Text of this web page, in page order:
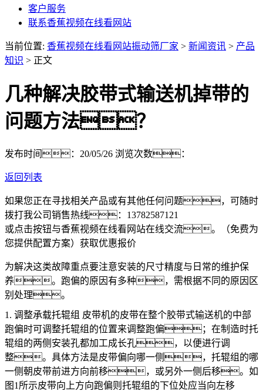
客户服务
联系香蕉视频在线看网站
当前位置: 香蕉视频在线看网站振动筛厂家 > 新闻资讯 > 产品
知识 > 正文
几种解决胶带式输送机掉带的
问题方法？
发布时间：20/05/26 浏览次数：
返回列表
如果您正在寻找相关产品或有其他任何问题，可随时
拨打我公司销售热线： 13782587121
或点击按钮与香蕉视频在线看网站在线交流。（免费为
您提供配置方案） 获取优惠报价
为解决这类故障重点要注意安装的尺寸精度与日常的维护保
养。跑偏的原因有多种，需根据不同的原因区
别处理。
1. 调整承载托辊组 皮带机的皮带在整个胶带式输送机的中部
跑偏时可调整托辊组的位置来调整跑偏；在制造时托
辊组的两侧安装孔都加工成长孔，以便进行调
整。具体方法是皮带偏向哪一侧，托辊组的哪
一侧朝皮带前进方向前移，或另外一侧后移。如
图1所示皮带向上方向跑偏则托辊组的下位处应当向左移